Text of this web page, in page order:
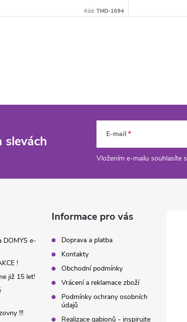
Kód: TMD-1694
slevách E-mail
Vložením e-mailu souhlasíte s
DOMYS e-
!
již 15 let!
!!!
Informace pro vás
Doprava a platba
Kontakty
Obchodní podmínky
Vrácení a reklamace zboží
Podmínky ochrany osobních
údajů
Realizace gabionů - inspirujte